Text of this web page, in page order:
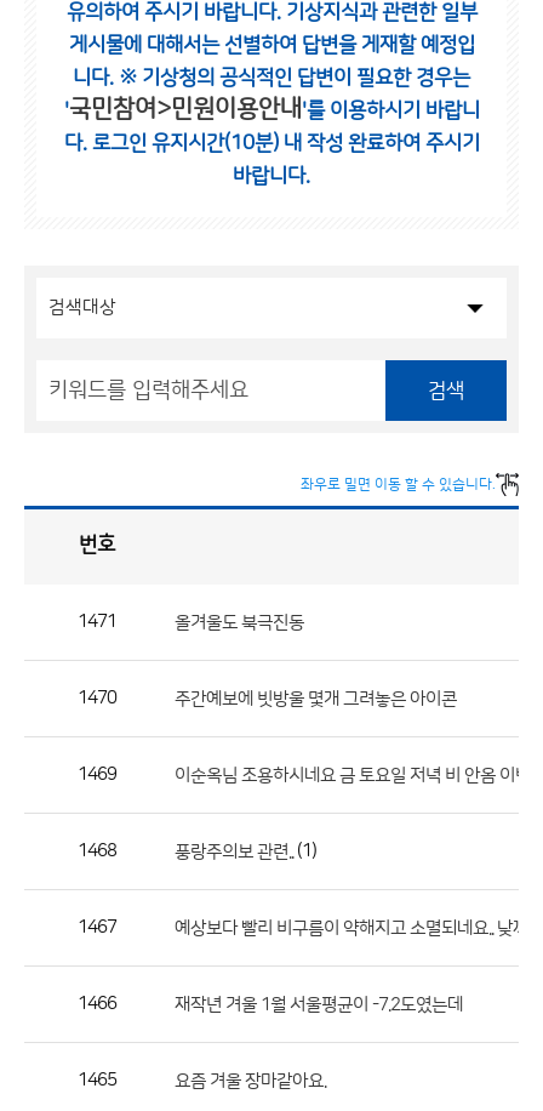
유의하여 주시기 바랍니다. 기상지식과 관련한 일부
게시물에 대해서는 선별하여 답변을 게재할 예정입
니다. ※ 기상청의 공식적인 답변이 필요한 경우는
'국민참여>민원이용안내 '를 이용하시기 바랍니
다. 로그인 유지시간(10분) 내 작성 완료하여 주시기
바랍니다.
검색
좌우로 밀면 이동 할 수 있습니다.
론
호,
번호
1471 올겨울도 북극진동
1470 주간예보에 빗방울 몇개 그려놓은 아이콘
1469 이순옥님 조용하시네요 금 토요일 저녁 비 안옴 이번
1468 풍랑주의보 관련.. (1)
1467 예상보다 빨리 비구름이 약해지고 소멸되네요.. 낮까
1466 재작년 겨울 1월 서울평균이 -7.2도였는데
1465 요즘 겨울 장마같아요.